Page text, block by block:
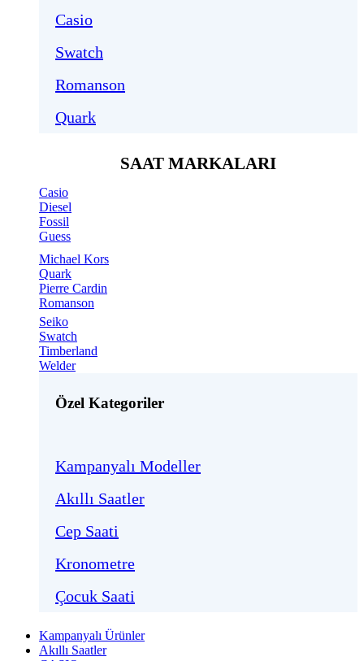
Casio
Swatch
Romanson
Quark
SAAT MARKALARI
Casio
Diesel
Fossil
Guess
Michael Kors
Quark
Pierre Cardin
Romanson
Seiko
Swatch
Timberland
Welder
Özel Kategoriler
Kampanyalı Modeller
Akıllı Saatler
Cep Saati
Kronometre
Çocuk Saati
Kampanyalı Ürünler
Akıllı Saatler